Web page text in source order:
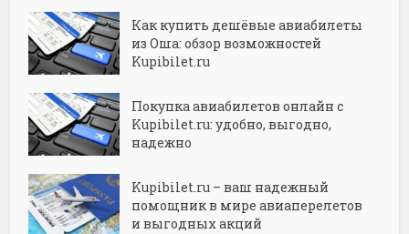
Как купить дешёвые авиабилеты
из Оша: обзор возможностей
Kupibilet.ru
Покупка авиабилетов онлайн с
Kupibilet.ru: удобно, выгодно,
надежно
Kupibilet.ru – ваш надежный
помощник в мире авиаперелетов
и выгодных акций